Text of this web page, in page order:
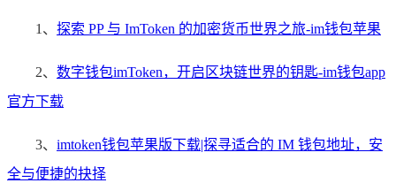
1、 探索 PP 与 ImToken 的加密货币世界之旅-im钱包苹果
2、 数字钱包imToken，开启区块链世界的钥匙-im钱包app
官方下载
3、 imtoken钱包苹果版下载|探寻适合的 IM 钱包地址，安
全与便捷的抉择